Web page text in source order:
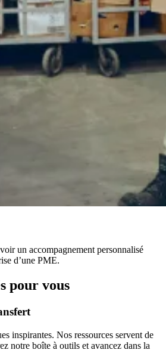
un accompagnement personnalisé
d’une PME.
pour vous
inspirantes. Nos ressources servent de
notre boîte à outils et avancez dans la